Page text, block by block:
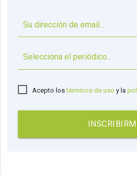
Acepto lostérminos de uso y la